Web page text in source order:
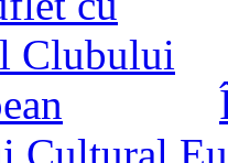
Cultural